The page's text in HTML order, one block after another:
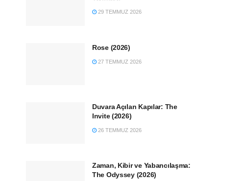
29 TEMMUZ 2026
Rose (2026)
27 TEMMUZ 2026
Duvara Açılan Kapılar: The
Invite (2026)
26 TEMMUZ 2026
Zaman, Kibir ve Yabancılaşma:
The Odyssey (2026)